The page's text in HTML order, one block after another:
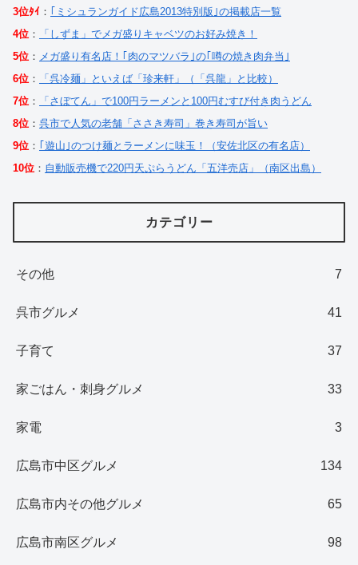
3位ﾀｲ ： ｢ミシュランガイド広島2013特別版｣の掲載店一覧
4位 ：
「しずま」でメガ盛りキャベツのお好み焼き！
5位 ： メガ盛り有名店！｢肉のマツバラ｣の｢噂の焼き肉弁当｣
6位 ：
「呉冷麺」といえば「珍来軒」（「呉龍」と比較）
7位 ：
「さぼてん」で100円ラーメンと100円むすび付き肉うどん
8位 ： 呉市で人気の老舗「ささき寿司」巻き寿司が旨い
9位 ： ｢遊山｣のつけ麺とラーメンに味玉！（安佐北区の有名店）
10位 ： 自動販売機で220円天ぷらうどん「五洋売店」（南区出島）
カテゴリー
その他 7
呉市グルメ 41
子育て 37
家ごはん・刺身グルメ 33
家電 3
広島市中区グルメ 134
広島市内その他グルメ 65
広島市南区グルメ 98